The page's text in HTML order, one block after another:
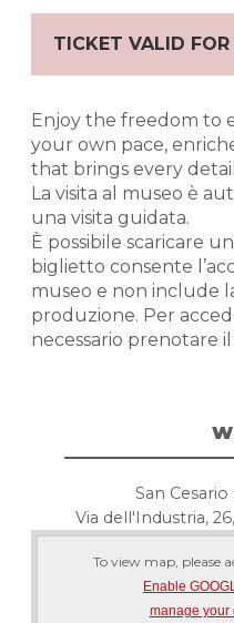
TICKET VALID FOR
Enjoy the freedom to
your own pace,
that brings every
La visita al museo è
una visita guidata.
È possibile scaricare
biglietto consente
museo e non include
produzione. Per
necessario prenotare
San
Via dell'Industria,
To view map, please
Enable
manage your